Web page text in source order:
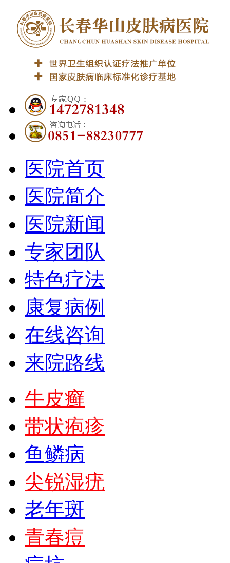
医院首页
医院简介
医院新闻
专家团队
特色疗法
康复病例
在线咨询
来院路线
牛皮癣
带状疱疹
鱼鳞病
尖锐湿疣
老年斑
青春痘